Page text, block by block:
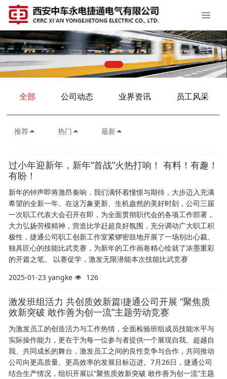
全部 公司动态 业界资讯 员工风采
推荐 热门 最新
过小年迎新年，新年“首战”火热打响！ 有料！有趣！
有盼！
新年的钟声即将激昂奏响，我们满怀着憧憬与期待，大步迈入充满
希望的全新一年。在这万象更新、生机盎然的美好时刻，公司三届
一次职工代表大会召开在即，为全面贯彻职代会的各项工作部署，
大力弘扬劳模精神，营造比学赶超良好氛围，充分调动广大职工积
极性，捷通公司职工创新工作室紧锣密鼓地开展了一场别出心裁、
独具匠心的技能比武竞赛，为新年的工作画卷精心绘就了浓墨重彩
的开篇之笔。 以赛促学，激发无限潜能本次技能比武竞赛
2025-01-23 yangke 126
激发班组活力 共创质效新篇∣捷通公司开展 “聚焦质
效新突破 敢作善为创一流”主题劳动竞赛
为激发员工的创造活力与工作热情，全面检验班组成员技能水平与
实际操作能力，更在于为每一位参与者提供一个展现自我、超越自
我、共同成长的舞台，激发员工之间的良性竞争与合作，共同推动
公司向更高质量、更高效率的发展目标迈进。7月26日，捷通公司
结合生产情况，组织开展以“聚焦质效新突破 敢作善为创一流”主题